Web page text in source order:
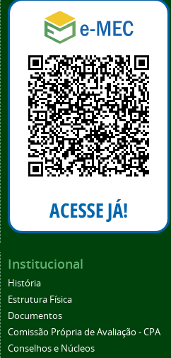
Institucional
História
Estrutura Física
Documentos
Comissão Própria de Avaliação - CPA
Conselhos e Núcleos